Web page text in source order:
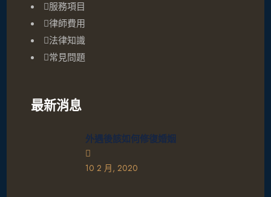
服務項目
律師費用
法律知識
常見問題
最新消息
外遇後該如何修復婚姻
10 2 月, 2020